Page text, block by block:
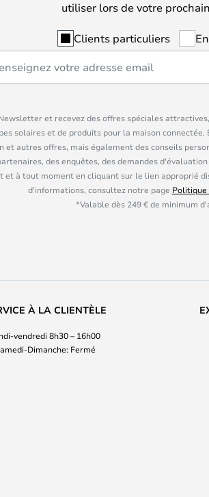
utiliser lors de votre
Clients particuliers
et recevez des offres spéciales
solaires et de produits pour la maison
et autres offres, mais également des conseils
des enquêtes, des demandes
et à tout moment en cliquant sur le lien approprié
d'informations, consultez notre page
*Valable dès 249 € de minimum
À LA CLIENTÈLE
vendredi 8h30 – 16h00
Dimanche: Fermé